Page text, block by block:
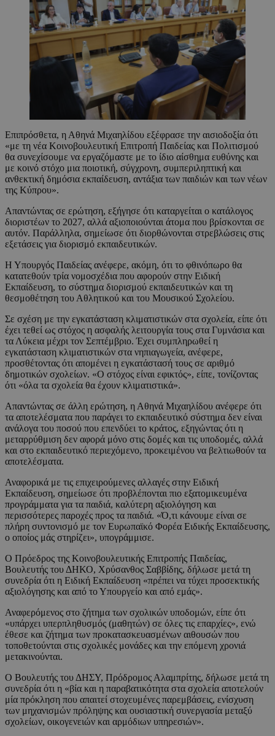
Επιπρόσθετα, η Αθηνά Μιχαηλίδου εξέφρασε την αισιοδοξία ότι
«με τη νέα Κοινοβουλευτική Επιτροπή Παιδείας και Πολιτισμού
θα συνεχίσουμε να εργαζόμαστε με το ίδιο αίσθημα ευθύνης και
με κοινό στόχο μια ποιοτική, σύγχρονη, συμπεριληπτική και
ανθεκτική δημόσια εκπαίδευση, αντάξια των παιδιών και των νέων
της Κύπρου».
Απαντώντας σε ερώτηση, εξήγησε ότι καταργείται ο κατάλογος
διοριστέων το 2027, αλλά αξιοποιούνται άτομα που βρίσκονται σε
αυτόν. Παράλληλα, σημείωσε ότι διορθώνονται στρεβλώσεις στις
εξετάσεις για διορισμό εκπαιδευτικών.
Η Υπουργός Παιδείας ανέφερε, ακόμη, ότι το φθινόπωρο θα
κατατεθούν τρία νομοσχέδια που αφορούν στην Ειδική
Εκπαίδευση, το σύστημα διορισμού εκπαιδευτικών και τη
θεσμοθέτηση του Αθλητικού και του Μουσικού Σχολείου.
Σε σχέση με την εγκατάσταση κλιματιστικών στα σχολεία, είπε ότι
έχει τεθεί ως στόχος η ασφαλής λειτουργία τους στα Γυμνάσια και
τα Λύκεια μέχρι τον Σεπτέμβριο. Έχει συμπληρωθεί η
εγκατάσταση κλιματιστικών στα νηπιαγωγεία, ανέφερε,
προσθέτοντας ότι απομένει η εγκατάστασή τους σε αριθμό
δημοτικών σχολείων. «Ο στόχος είναι εφικτός», είπε, τονίζοντας
ότι «όλα τα σχολεία θα έχουν κλιματιστικά».
Απαντώντας σε άλλη ερώτηση, η Αθηνά Μιχαηλίδου ανέφερε ότι
τα αποτελέσματα που παράγει το εκπαιδευτικό σύστημα δεν είναι
ανάλογα του ποσού που επενδύει το κράτος, εξηγώντας ότι η
μεταρρύθμιση δεν αφορά μόνο στις δομές και τις υποδομές, αλλά
και στο εκπαιδευτικό περιεχόμενο, προκειμένου να βελτιωθούν τα
αποτελέσματα.
Αναφορικά με τις επιχειρούμενες αλλαγές στην Ειδική
Εκπαίδευση, σημείωσε ότι προβλέπονται πιο εξατομικευμένα
προγράμματα για τα παιδιά, καλύτερη αξιολόγηση και
περισσότερες παροχές προς τα παιδιά. «Ό,τι κάνουμε είναι σε
πλήρη συντονισμό με τον Ευρωπαϊκό Φορέα Ειδικής Εκπαίδευσης,
ο οποίος μάς στηρίζει», υπογράμμισε.
Ο Πρόεδρος της Κοινοβουλευτικής Επιτροπής Παιδείας,
Βουλευτής του ΔΗΚΟ, Χρύσανθος Σαββίδης, δήλωσε μετά τη
συνεδρία ότι η Ειδική Εκπαίδευση «πρέπει να τύχει προσεκτικής
αξιολόγησης και από το Υπουργείο και από εμάς».
Αναφερόμενος στο ζήτημα των σχολικών υποδομών, είπε ότι
«υπάρχει υπερπληθυσμός (μαθητών) σε όλες τις επαρχίες», ενώ
έθεσε και ζήτημα των προκατασκευασμένων αιθουσών που
τοποθετούνται στις σχολικές μονάδες και την επόμενη χρονιά
μετακινούνται.
Ο Βουλευτής του ΔΗΣΥ, Πρόδρομος Αλαμπρίτης, δήλωσε μετά τη
συνεδρία ότι η «βία και η παραβατικότητα στα σχολεία αποτελούν
μία πρόκληση που απαιτεί στοχευμένες παρεμβάσεις, ενίσχυση
των μηχανισμών πρόληψης και ουσιαστική συνεργασία μεταξύ
σχολείων, οικογενειών και αρμόδιων υπηρεσιών».